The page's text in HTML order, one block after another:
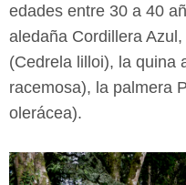
edades entre 30 a 40
aledaña Cordillera
(Cedrela lilloi), la quina
racemosa), la palmera
olerácea).